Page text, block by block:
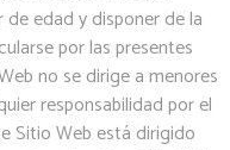
edad y disponer de la
por las presentes
no se dirige a menores
responsabilidad por el
Sitio Web está dirigido